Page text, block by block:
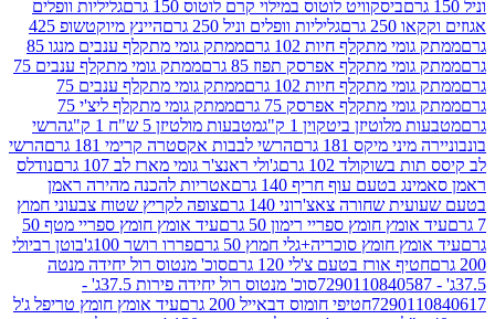
ביסקוויט לוטוס במילוי קרם לוטוס 150 גרם
גליליות וופלים
גרם
גליליות וופלים וניל 250 גרם
היינץ מיוקטשופ 425
מתקלף חיות 102 גרם
ממתק גומי מתקלף ענבים מנגו 85
מתקלף אפרסק תפוז 85 גרם
ממתק גומי מתקלף ענבים 75
מתקלף חיות 102 גרם
ממתק גומי מתקלף ענבים 75
מתקלף אפרסק 75 גרם
ממתק גומי מתקלף ליצ'י 75
ביטקוין 1 ק"ג
מטבעות מולטיזן 5 ש"ח 1 ק"ג
הרשי
מיקס 181 גרם
הרשי לבבות אקסטרה קרימי 181 גרם
הרשי
102 גרם
ג'ולי ראנצ'ר גומי מארז לב 107 גרם
נודלס
עוף חריף 140 גרם
אטריות להכנה מהירה ראמן
שחורה צאצ'רוני 140 גרם
צופה לקריץ שטוח צבעוני חמוץ
חומץ ספריי רימון 50 גרם
עיד אומץ חומץ ספריי מטף 50
חומץ סוכריה+גלי חמוץ 50 גרם
פררו רושר 100ג'
בוטן רביולי
אורז בטעם צ'לי 120 גרם
סוכ' מנטוס רול יחידה מנטה
סוכ' מנטוס רול יחידה פירות 37.5ג' -
חטיפי חומוס דבאייל 200 גרם
עיד אומץ חומץ טריפל ג'ל